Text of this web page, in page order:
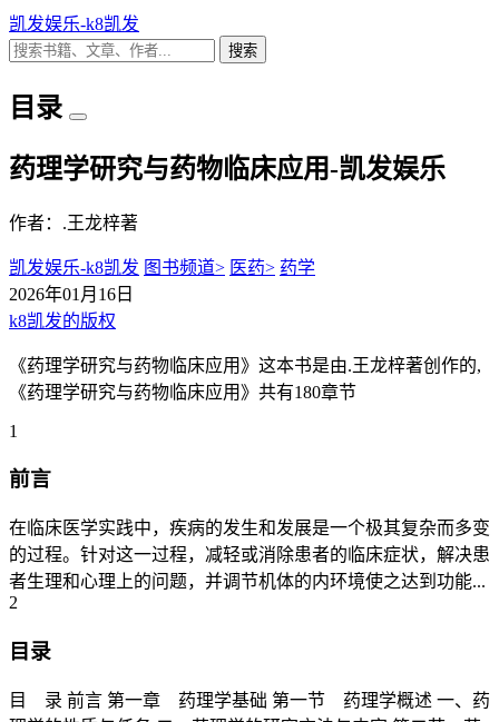
凯发娱乐-k8凯发
搜索
目录
药理学研究与药物临床应用-凯发娱乐
作者：.王龙梓著
凯发娱乐-k8凯发 图书频道> 医药> 药学
2026年01月16日
k8凯发的版权
《药理学研究与药物临床应用》这本书是由.王龙梓著创作的,
《药理学研究与药物临床应用》共有180章节
1
前言
在临床医学实践中，疾病的发生和发展是一个极其复杂而多变
的过程。针对这一过程，减轻或消除患者的临床症状，解决患
者生理和心理上的问题，并调节机体的内环境使之达到功能...
2
目录
目 录 前言 第一章 药理学基础 第一节 药理学概述 一、药